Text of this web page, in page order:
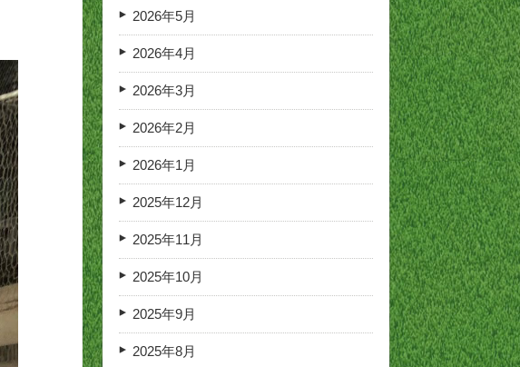
2026年5月
2026年4月
2026年3月
2026年2月
2026年1月
2025年12月
2025年11月
2025年10月
2025年9月
2025年8月